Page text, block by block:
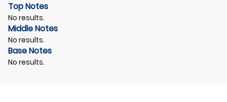
Top Notes
No results.
Middle Notes
No results.
Base Notes
No results.